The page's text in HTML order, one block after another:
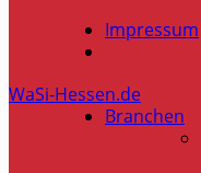
Impressum
WaSi-Hessen.de
Branchen